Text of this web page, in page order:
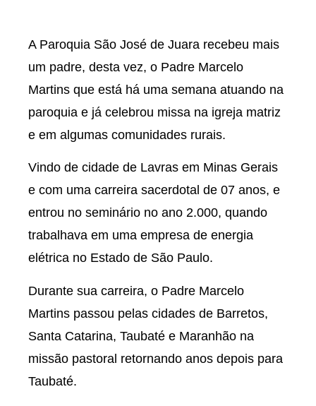
A Paroquia São José de Juara recebeu mais
um padre, desta vez, o Padre Marcelo
Martins que está há uma semana atuando na
paroquia e já celebrou missa na igreja matriz
e em algumas comunidades rurais.
Vindo de cidade de Lavras em Minas Gerais
e com uma carreira sacerdotal de 07 anos, e
entrou no seminário no ano 2.000, quando
trabalhava em uma empresa de energia
elétrica no Estado de São Paulo.
Durante sua carreira, o Padre Marcelo
Martins passou pelas cidades de Barretos,
Santa Catarina, Taubaté e Maranhão na
missão pastoral retornando anos depois para
Taubaté.